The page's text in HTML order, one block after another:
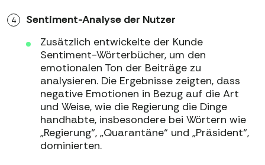
Sentiment-Analyse der Nutzer
Zusätzlich entwickelte der Kunde
Sentiment-Wörterbücher, um den
emotionalen Ton der Beiträge zu
analysieren. Die Ergebnisse zeigten, dass
negative Emotionen in Bezug auf die Art
und Weise, wie die Regierung die Dinge
handhabte, insbesondere bei Wörtern wie
„Regierung“, „Quarantäne“ und „Präsident“,
dominierten.